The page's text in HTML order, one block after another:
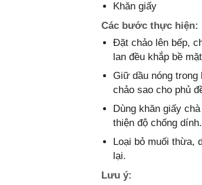
Khăn giấy
Các bước thực hiện:
Đặt chảo lên bếp,
lan đều khắp bề
Giữ dầu nóng trong
chảo sao cho phủ
Dùng khăn giấy
thiện độ chống dính.
Loại bỏ muối thừa,
lại.
Lưu ý: